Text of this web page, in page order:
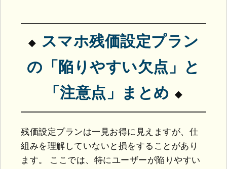
スマホ残価設定プラン
の「陥りやすい欠点」と
「注意点」まとめ
残価設定プランは一見お得に見えますが、仕
組みを理解していないと損をすることがあり
ます。 ここでは、特にユーザーが陥りやすい